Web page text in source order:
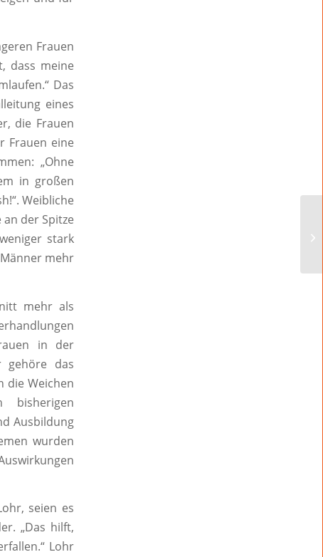
Frauen
dass meine
Das
eines
die Frauen
Frauen eine
„Ohne
in großen
Weibliche
der Spitze
stark
mehr
mehr als
in der
gehöre das
die Weichen
Ausbildung
wurden
seien es
„Das hilft,
Lohr